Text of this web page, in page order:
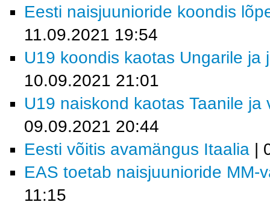
Eesti naisjuunioride koondis
11.09.2021 19:54
U19 koondis kaotas Ungarile ja
10.09.2021 21:01
U19 naiskond kaotas Taanile
09.09.2021 20:44
Eesti võitis avamängus Itaalia |
EAS toetab naisjuunioride MM-
11:15